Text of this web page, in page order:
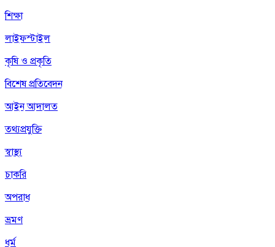
শিক্ষা
লাইফস্টাইল
কৃষি ও প্রকৃতি
বিশেষ প্রতিবেদন
আইন আদালত
তথ্যপ্রযুক্তি
স্বাস্থ্য
চাকরি
অপরাধ
ভ্রমণ
ধর্ম